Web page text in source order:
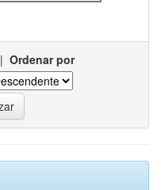
| Ordenar por